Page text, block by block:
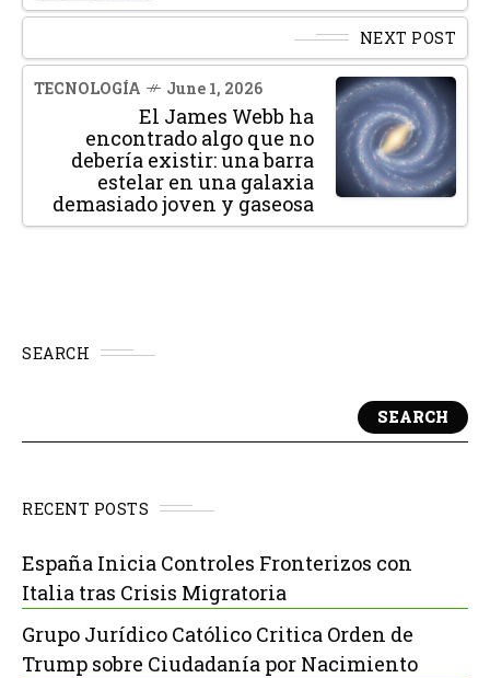
NEXT POST
TECNOLOGÍA June 1, 2026
El James Webb ha
encontrado algo que no
debería existir: una barra
estelar en una galaxia
demasiado joven y gaseosa
SEARCH
SEARCH
RECENT POSTS
España Inicia Controles Fronterizos con
Italia tras Crisis Migratoria
Grupo Jurídico Católico Critica Orden de
Trump sobre Ciudadanía por Nacimiento